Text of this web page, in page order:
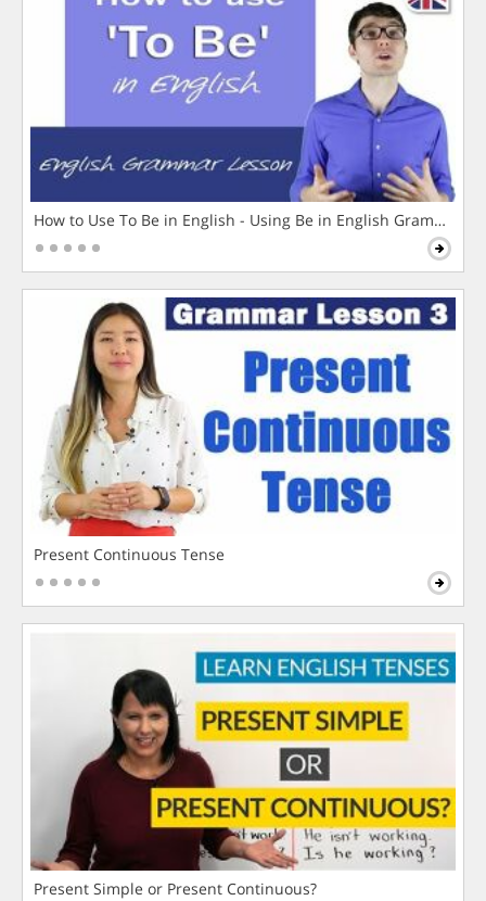
How to Use To Be in English - Using Be in English Grammar
Present Continuous Tense
Present Simple or Present Continuous?